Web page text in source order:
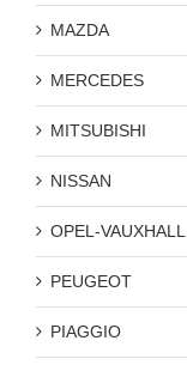
MAZDA
MERCEDES
MITSUBISHI
NISSAN
OPEL-VAUXHALL
PEUGEOT
PIAGGIO